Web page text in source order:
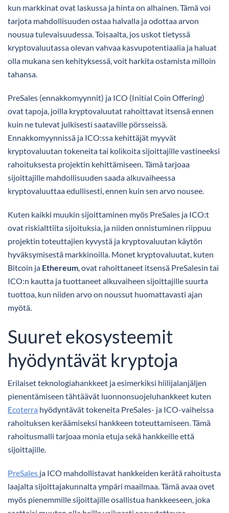
kun markkinat ovat laskussa ja hinta on alhainen. Tämä voi
tarjota mahdollisuuden ostaa halvalla ja odottaa arvon
nousua tulevaisuudessa. Toisaalta, jos uskot tietyssä
kryptovaluutassa olevan vahvaa kasvupotentiaalia ja haluat
olla mukana sen kehityksessä, voit harkita ostamista milloin
tahansa.
PreSales (ennakkomyynnit) ja ICO (Initial Coin Offering)
ovat tapoja, joilla kryptovaluutat rahoittavat itsensä ennen
kuin ne tulevat julkisesti saataville pörsseissä.
Ennakkomyynnissä ja ICO:ssa kehittäjät myyvät
kryptovaluutan tokeneita tai kolikoita sijoittajille vastineeksi
rahoituksesta projektin kehittämiseen. Tämä tarjoaa
sijoittajille mahdollisuuden saada alkuvaiheessa
kryptovaluuttaa edullisesti, ennen kuin sen arvo nousee.
Kuten kaikki muukin sijoittaminen myös PreSales ja ICO:t
ovat riskialttiita sijoituksia, ja niiden onnistuminen riippuu
projektin toteuttajien kyvystä ja kryptovaluutan käytön
hyväksymisestä markkinoilla. Monet kryptovaluutat, kuten
Bitcoin ja Ethereum , ovat rahoittaneet itsensä PreSalesin tai
ICO:n kautta ja tuottaneet alkuvaiheen sijoittajille suurta
tuottoa, kun niiden arvo on noussut huomattavasti ajan
myötä.
Suuret ekosysteemit
hyödyntävät kryptoja
Erilaiset teknologiahankkeet ja esimerkiksi hiilijalanjäljen
pienentämiseen tähtäävät luonnonsuojeluhankkeet kuten
Ecoterra hyödyntävät tokeneita PreSales- ja ICO-vaiheissa
rahoituksen keräämiseksi hankkeen toteuttamiseen. Tämä
rahoitusmalli tarjoaa monia etuja sekä hankkeille että
sijoittajille.
PreSales ja ICO mahdollistavat hankkeiden kerätä rahoitusta
laajalta sijoittajakunnalta ympäri maailmaa. Tämä avaa ovet
myös pienemmille sijoittajille osallistua hankkeeseen, joka